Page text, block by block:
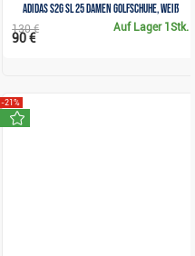
Adidas S2G SL 25 Damen Golfschuhe, weiß
Auf Lager 1Stk.
130 €
90 €
-21%